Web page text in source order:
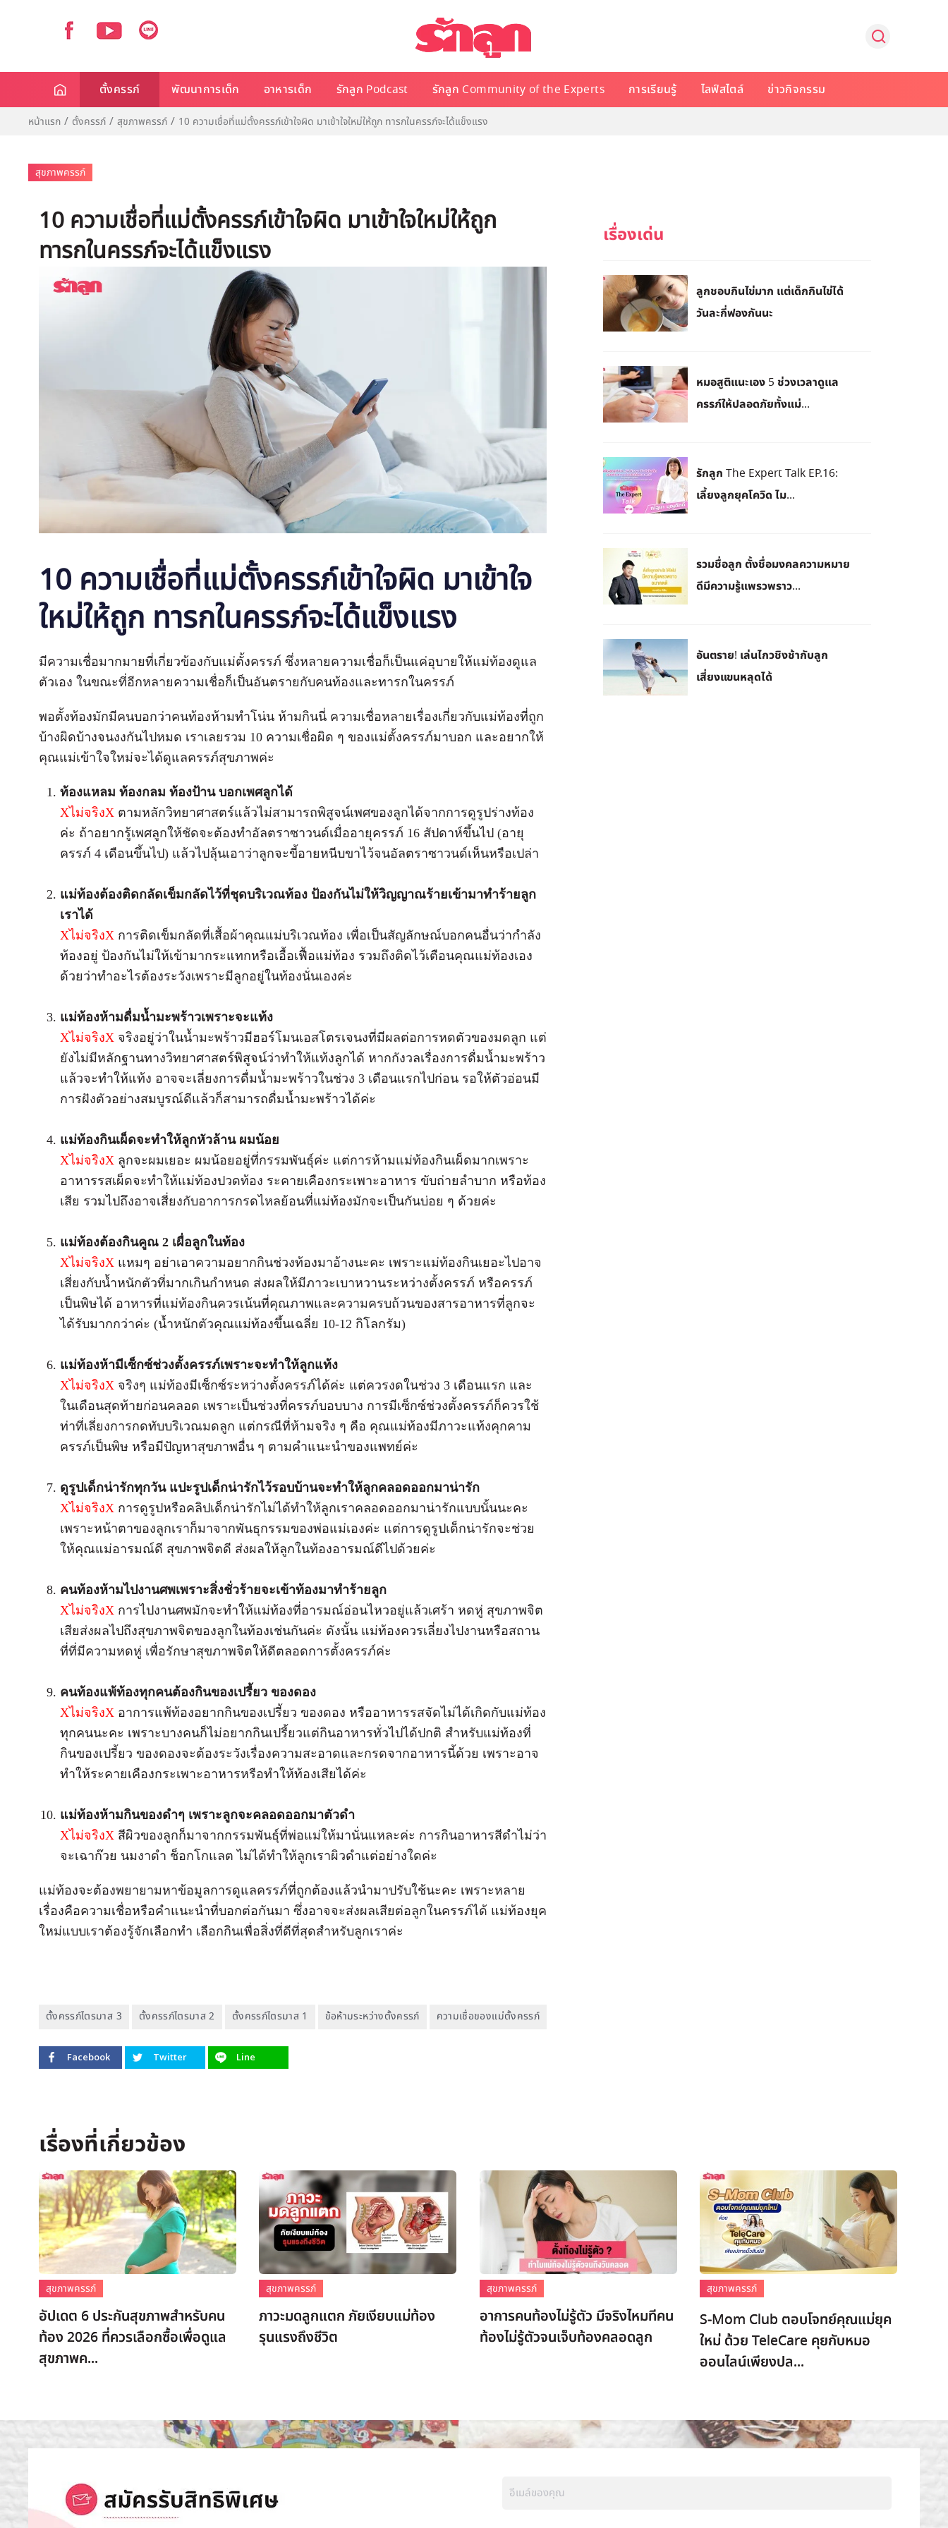
ตั้งครรภ์ พัฒนาการเด็ก อาหารเด็ก รักลูก Podcast รักลูก Community of the Experts การเรียนรู้ ไลฟ์สไตล์ ข่าวกิจกรรม
หน้าแรก ตั้งครรภ์ สุขภาพครรภ์ 10 ความเชื่อที่แม่ตั้งครรภ์เข้าใจผิด มาเข้าใจใหม่ให้ถูก ทารกในครรภ์จะได้แข็งแรง
สุขภาพครรภ์
10 ความเชื่อที่แม่ตั้งครรภ์เข้าใจผิด มาเข้าใจใหม่ให้ถูก
ทารกในครรภ์จะได้แข็งแรง
10 ความเชื่อที่แม่ตั้งครรภ์เข้าใจผิด มาเข้าใจ
ใหม่ให้ถูก ทารกในครรภ์จะได้แข็งแรง
มีความเชื่อมากมายที่เกี่ยวข้องกับแม่ตั้งครรภ์ ซึ่งหลายความเชื่อก็เป็นแค่อุบายให้แม่ท้องดูแล
ตัวเอง ในขณะที่อีกหลายความเชื่อก็เป็นอันตรายกับคนท้องและทารกในครรภ์
พอตั้งท้องมักมีคนบอกว่าคนท้องห้ามทำโน่น ห้ามกินนี่ ความเชื่อหลายเรื่องเกี่ยวกับแม่ท้องที่ถูก
บ้างผิดบ้างจนงงกันไปหมด เราเลยรวม 10 ความเชื่อผิด ๆ ของแม่ตั้งครรภ์มาบอก และอยากให้
คุณแม่เข้าใจใหม่จะได้ดูแลครรภ์สุขภาพค่ะ
ท้องแหลม ท้องกลม ท้องป้าน บอกเพศลูกได้
Xไม่จริงX ตามหลักวิทยาศาสตร์แล้วไม่สามารถพิสูจน์เพศของลูกได้จากการดูรูปร่างท้อง
ค่ะ ถ้าอยากรู้เพศลูกให้ชัดจะต้องทำอัลตราซาวนด์เมื่ออายุครรภ์ 16 สัปดาห์ขึ้นไป (อายุ
ครรภ์ 4 เดือนขึ้นไป) แล้วไปลุ้นเอาว่าลูกจะขี้อายหนีบขาไว้จนอัลตราซาวนด์เห็นหรือเปล่า
แม่ท้องต้องติดกลัดเข็มกลัดไว้ที่ชุดบริเวณท้อง ป้องกันไม่ให้วิญญาณร้ายเข้ามาทำร้ายลูก
เราได้
Xไม่จริงX การติดเข็มกลัดที่เสื้อผ้าคุณแม่บริเวณท้อง เพื่อเป็นสัญลักษณ์บอกคนอื่นว่ากำลัง
ท้องอยู่ ป้องกันไม่ให้เข้ามากระแทกหรือเอื้อเฟื้อแม่ท้อง รวมถึงติดไว้เตือนคุณแม่ท้องเอง
ด้วยว่าทำอะไรต้องระวังเพราะมีลูกอยู่ในท้องนั่นเองค่ะ
แม่ท้องห้ามดื่มน้ำมะพร้าวเพราะจะแท้ง
Xไม่จริงX จริงอยู่ว่าในน้ำมะพร้าวมีฮอร์โมนเอสโตรเจนงที่มีผลต่อการหดตัวของมดลูก แต่
ยังไม่มีหลักฐานทางวิทยาศาสตร์พิสูจน์ว่าทำให้แท้งลูกได้ หากกังวลเรื่องการดื่มน้ำมะพร้าว
แล้วจะทำให้แท้ง อาจจะเลี่ยงการดื่มน้ำมะพร้าวในช่วง 3 เดือนแรกไปก่อน รอให้ตัวอ่อนมี
การฝังตัวอย่างสมบูรณ์ดีแล้วก็สามารถดื่มน้ำมะพร้าวได้ค่ะ
แม่ท้องกินเผ็ดจะทำให้ลูกหัวล้าน ผมน้อย
Xไม่จริงX ลูกจะผมเยอะ ผมน้อยอยู่ที่กรรมพันธุ์ค่ะ แต่การห้ามแม่ท้องกินเผ็ดมากเพราะ
อาหารรสเผ็ดจะทำให้แม่ท้องปวดท้อง ระคายเคืองกระเพาะอาหาร ขับถ่ายลำบาก หรือท้อง
เสีย รวมไปถึงอาจเสี่ยงกับอาการกรดไหลย้อนที่แม่ท้องมักจะเป็นกันบ่อย ๆ ด้วยค่ะ
แม่ท้องต้องกินคูณ 2 เผื่อลูกในท้อง
Xไม่จริงX แหมๆ อย่าเอาความอยากกินช่วงท้องมาอ้างนะคะ เพราะแม่ท้องกินเยอะไปอาจ
เสี่ยงกับน้ำหนักตัวที่มากเกินกำหนด ส่งผลให้มีภาวะเบาหวานระหว่างตั้งครรภ์ หรือครรภ์
เป็นพิษได้ อาหารที่แม่ท้องกินควรเน้นที่คุณภาพและความครบถ้วนของสารอาหารที่ลูกจะ
ได้รับมากกว่าค่ะ (น้ำหนักตัวคุณแม่ท้องขึ้นเฉลี่ย 10-12 กิโลกรัม)
แม่ท้องห้ามีเซ็กซ์ช่วงตั้งครรภ์เพราะจะทำให้ลูกแท้ง
Xไม่จริงX จริงๆ แม่ท้องมีเซ็กซ์ระหว่างตั้งครรภ์ได้ค่ะ แต่ควรงดในช่วง 3 เดือนแรก และ
ในเดือนสุดท้ายก่อนคลอด เพราะเป็นช่วงที่ครรภ์บอบบาง การมีเซ็กซ์ช่วงตั้งครรภ์ก็ควรใช้
ท่าที่เลี่ยงการกดทับบริเวณมดลูก แต่กรณีที่ห้ามจริง ๆ คือ คุณแม่ท้องมีภาวะแท้งคุกคาม
ครรภ์เป็นพิษ หรือมีปัญหาสุขภาพอื่น ๆ ตามคำแนะนำของแพทย์ค่ะ
ดูรูปเด็กน่ารักทุกวัน แปะรูปเด็กน่ารักไว้รอบบ้านจะทำให้ลูกคลอดออกมาน่ารัก
Xไม่จริงX การดูรูปหรือคลิปเด็กน่ารักไม่ได้ทำให้ลูกเราคลอดออกมาน่ารักแบบนั้นนะคะ
เพราะหน้าตาของลูกเราก็มาจากพันธุกรรมของพ่อแม่เองค่ะ แต่การดูรูปเด็กน่ารักจะช่วย
ให้คุณแม่อารมณ์ดี สุขภาพจิตดี ส่งผลให้ลูกในท้องอารมณ์ดีไปด้วยค่ะ
คนท้องห้ามไปงานศพเพราะสิ่งชั่วร้ายจะเข้าท้องมาทำร้ายลูก
Xไม่จริงX การไปงานศพมักจะทำให้แม่ท้องที่อารมณ์อ่อนไหวอยู่แล้วเศร้า หดหู่ สุขภาพจิต
เสียส่งผลไปถึงสุขภาพจิตของลูกในท้องเช่นกันค่ะ ดังนั้น แม่ท้องควรเลี่ยงไปงานหรือสถาน
ที่ที่มีความหดหู่ เพื่อรักษาสุขภาพจิตให้ดีตลอดการตั้งครรภ์ค่ะ
คนท้องแพ้ท้องทุกคนต้องกินของเปรี้ยว ของดอง
Xไม่จริงX อาการแพ้ท้องอยากกินของเปรี้ยว ของดอง หรืออาหารรสจัดไม่ได้เกิดกับแม่ท้อง
ทุกคนนะคะ เพราะบางคนก็ไม่อยากกินเปรี้ยวแต่กินอาหารทั่วไปได้ปกติ สำหรับแม่ท้องที่
กินของเปรี้ยว ของดองจะต้องระวังเรื่องความสะอาดและกรดจากอาหารนี้ด้วย เพราะอาจ
ทำให้ระคายเคืองกระเพาะอาหารหรือทำให้ท้องเสียได้ค่ะ
แม่ท้องห้ามกินของดำๆ เพราะลูกจะคลอดออกมาตัวดำ
Xไม่จริงX สีผิวของลูกก็มาจากกรรมพันธุ์ที่พ่อแม่ให้มานั่นแหละค่ะ การกินอาหารสีดำไม่ว่า
จะเฉาก๊วย นมงาดำ ช็อกโกแลต ไม่ได้ทำให้ลูกเราผิวดำแต่อย่างใดค่ะ
แม่ท้องจะต้องพยายามหาข้อมูลการดูแลครรภ์ที่ถูกต้องแล้วนำมาปรับใช้นะคะ เพราะหลาย
เรื่องคือความเชื่อหรือคำแนะนำที่บอกต่อกันมา ซึ่งอาจจะส่งผลเสียต่อลูกในครรภ์ได้ แม่ท้องยุค
ใหม่แบบเราต้องรู้จักเลือกทำ เลือกกินเพื่อสิ่งที่ดีที่สุดสำหรับลูกเราค่ะ
ตั้งครรภ์ไตรมาส 3 ตั้งครรภ์ไตรมาส 2 ตั้งครรภ์ไตรมาส 1 ข้อห้ามระหว่างตั้งครรภ์ ความเชื่อของแม่ตั้งครรภ์
Facebook Twitter Line
ลูกชอบกินไข่มาก แต่เด็กกินไข่ได้
วันละกี่ฟองกันนะ
หมอสูติแนะเอง 5 ช่วงเวลาดูแล
ครรภ์ให้ปลอดภัยทั้งแม่...
รักลูก The Expert Talk EP.16:
เลี้ยงลูกยุคโควิด ไม...
รวมชื่อลูก ตั้งชื่อมงคลความหมาย
ดีมีความรู้แพรวพราว...
อันตราย! เล่นไกวชิงช้ากับลูก
เสี่ยงแขนหลุดได้
สุขภาพครรภ์
อัปเดต 6 ประกันสุขภาพสำหรับคน
ท้อง 2026 ที่ควรเลือกซื้อเพื่อดูแล
สุขภาพค...
สุขภาพครรภ์
ภาวะมดลูกแตก ภัยเงียบแม่ท้อง
รุนแรงถึงชีวิต
สุขภาพครรภ์
อาการคนท้องไม่รู้ตัว มีจริงไหมทีคน
ท้องไม่รู้ตัวจนเจ็บท้องคลอดลูก
สุขภาพครรภ์
S-Mom Club ตอบโจทย์คุณแม่ยุค
ใหม่ ด้วย TeleCare คุยกับหมอ
ออนไลน์เพียงปล...